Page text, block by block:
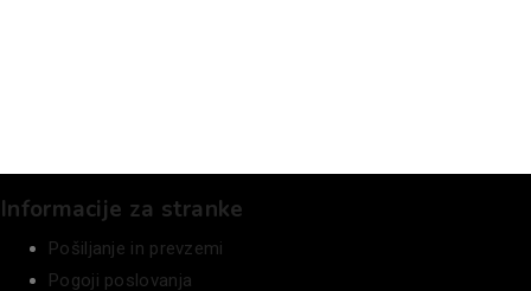
Informacije za stranke
Pošiljanje in prevzemi
Pogoji poslovanja